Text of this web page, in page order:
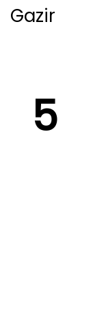
Gazir
5